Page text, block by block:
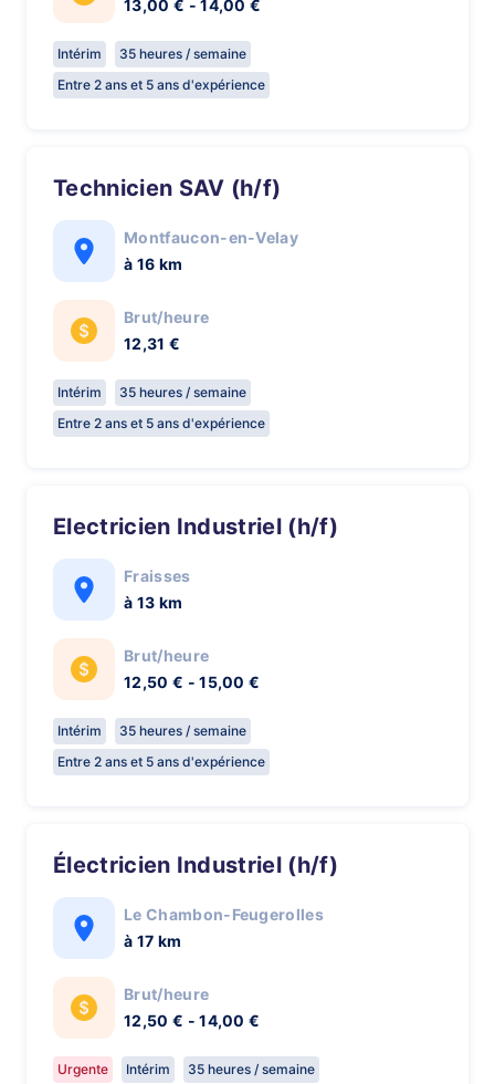
13,00 € - 14,00 €
Intérim
35 heures / semaine
Entre 2 ans et 5 ans d'expérience
Technicien SAV (h/f)
Montfaucon-en-Velay
à 16 km
Brut/heure
12,31 €
Intérim
35 heures / semaine
Entre 2 ans et 5 ans d'expérience
Electricien Industriel (h/f)
Fraisses
à 13 km
Brut/heure
12,50 € - 15,00 €
Intérim
35 heures / semaine
Entre 2 ans et 5 ans d'expérience
Électricien Industriel (h/f)
Le Chambon-Feugerolles
à 17 km
Brut/heure
12,50 € - 14,00 €
Urgente Intérim
35 heures / semaine